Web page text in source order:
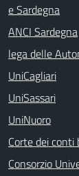
e Sardegna
ANCI Sardegna
lega delle
UniCagliari
UniSassari
UniNuoro
Corte dei conti
Consorzio